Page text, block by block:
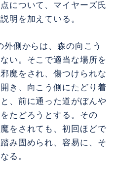
について、マイヤーズ氏
明を加えている。
側からは、森の向こう
い。そこで適当な場所を
魔をされ、傷つけられな
き、向こう側にたどり着
、前に通った道がぼんや
たどろうとする。その
をされても、初回ほどで
み固められ、容易に、そ
る。